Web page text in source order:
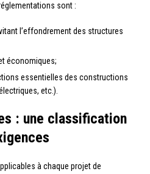
sont :
l’effondrement des structures
économiques;
essentielles des constructions
etc.).
: une classification
à chaque projet de